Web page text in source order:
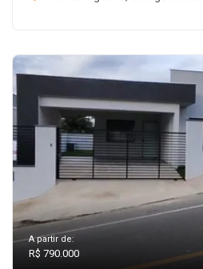
A partir de:
R$ 790.000